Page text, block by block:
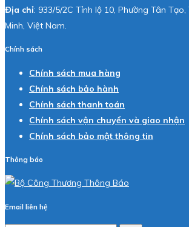
Địa chỉ: 933/5/2C Tỉnh lộ 10, Phường Tân
Minh, Việt Nam.
Chính sách
Chính sách mua hàng
Chính sách bảo hành
Chính sách thanh toán
Chính sách vận chuyển và giao nhận
Chính sách bảo mật thông tin
Thông báo
Email liên hệ